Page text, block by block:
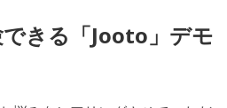
きる「Jooto」デモ